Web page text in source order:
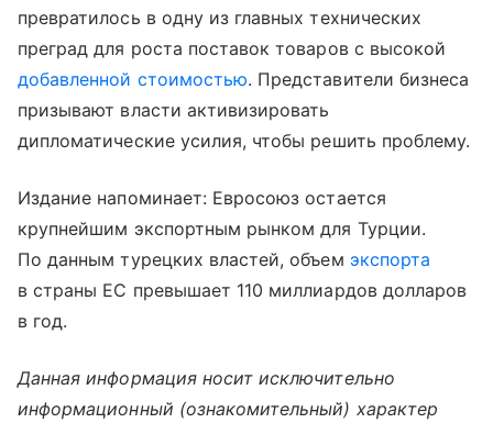
превратилось в одну из главных технических
преград для роста поставок товаров с высокой
добавленной стоимостью. Представители бизнеса
призывают власти активизировать
дипломатические усилия, чтобы решить проблему.
Издание напоминает: Евросоюз остается
крупнейшим экспортным рынком для Турции.
По данным турецких властей, объем экспорта
в страны ЕС превышает 110 миллиардов долларов
в год.
Данная информация носит исключительно
информационный (ознакомительный) характер